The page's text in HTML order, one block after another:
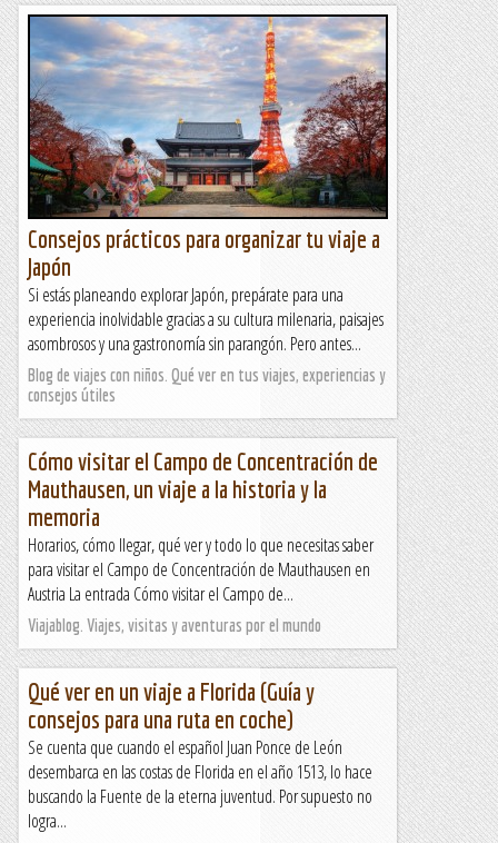
Consejos prácticos para organizar tu viaje a
Japón
Si estás planeando explorar Japón, prepárate para una
experiencia inolvidable gracias a su cultura milenaria, paisajes
asombrosos y una gastronomía sin parangón. Pero antes...
Blog de viajes con niños. Qué ver en tus viajes, experiencias y
consejos útiles
Cómo visitar el Campo de Concentración de
Mauthausen, un viaje a la historia y la
memoria
Horarios, cómo llegar, qué ver y todo lo que necesitas saber
para visitar el Campo de Concentración de Mauthausen en
Austria La entrada Cómo visitar el Campo de...
Viajablog. Viajes, visitas y aventuras por el mundo
Qué ver en un viaje a Florida (Guía y
consejos para una ruta en coche)
Se cuenta que cuando el español Juan Ponce de León
desembarca en las costas de Florida en el año 1513, lo hace
buscando la Fuente de la eterna juventud. Por supuesto no
logra...